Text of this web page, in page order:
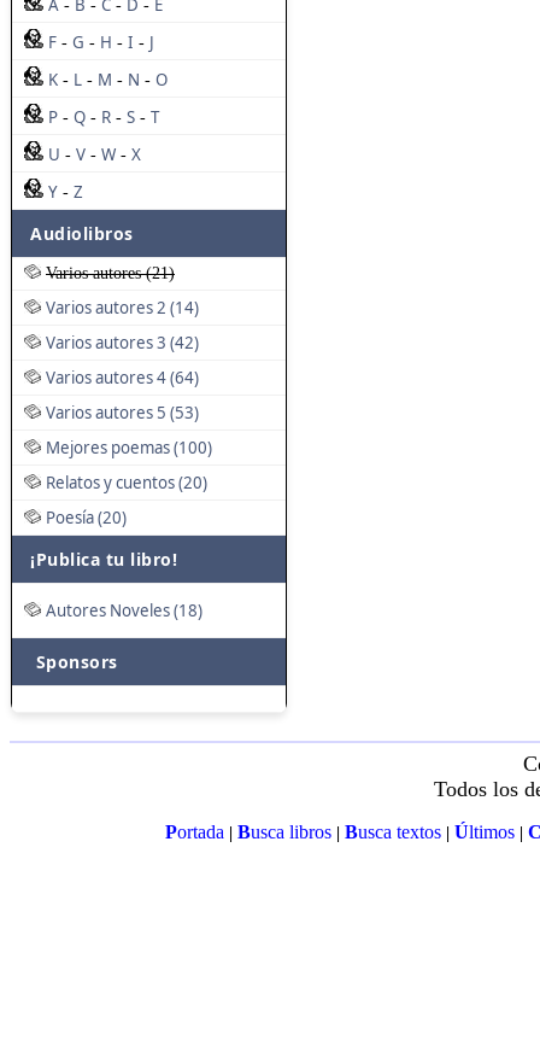
A - B - C - D - E
F - G - H - I - J
K - L - M - N - O
P - Q - R - S - T
U - V - W - X
Y - Z
Audiolibros
Varios autores (21)
Varios autores 2 (14)
Varios autores 3 (42)
Varios autores 4 (64)
Varios autores 5 (53)
Mejores poemas (100)
Relatos y cuentos (20)
Poesía (20)
¡Publica tu libro!
Autores Noveles (18)
Sponsors
Todos los
Portada| Busca libros| Busca textos| Últimos|